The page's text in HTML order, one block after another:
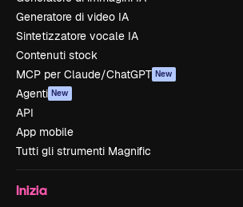
Generatore di video IA
Sintetizzatore vocale IA
Contenuti stock
MCP per Claude/ChatGPT New
Agenti New
API
App mobile
Tutti gli strumenti Magnific
Inizia